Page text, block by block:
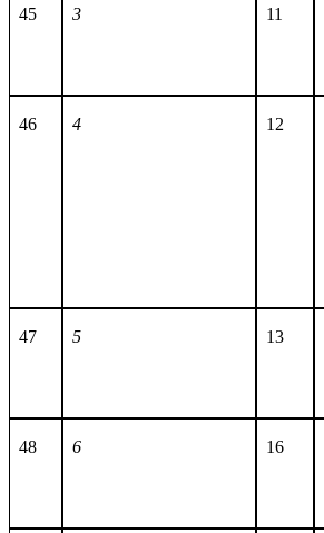
45 3 11
46 4 12
47 5 13
48 6 16